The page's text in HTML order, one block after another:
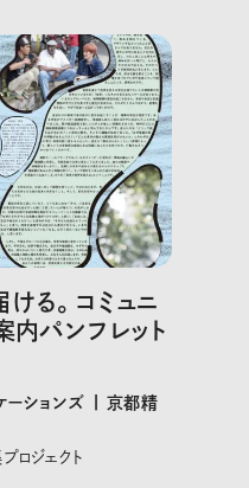
る。コミュニ
内パンフレット
ーションズ | 京都精
ジェクト